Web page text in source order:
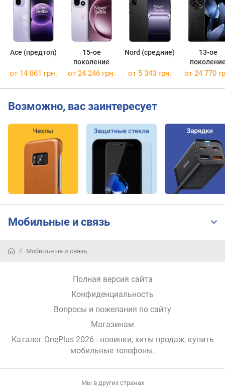
л
е
н
е
О
С
г
у
н
т
а
з
щ
а
Ace (предтоп)
15-ое
поколение
Nord (средние)
13-ое
от 14 861 грн. от 24 246 грн. от 5 343 грн. от 24 770
Возможно, вас заинтересует
Мобильные и связь
Мобильные и связь
Полная версия сайта
Конфиденциальность
Вопросы и пожелания по сайту
Магазинам
Каталог OnePlus 2026 - новинки, хиты продаж, купить
мобильные телефоны.
Мы в других странах